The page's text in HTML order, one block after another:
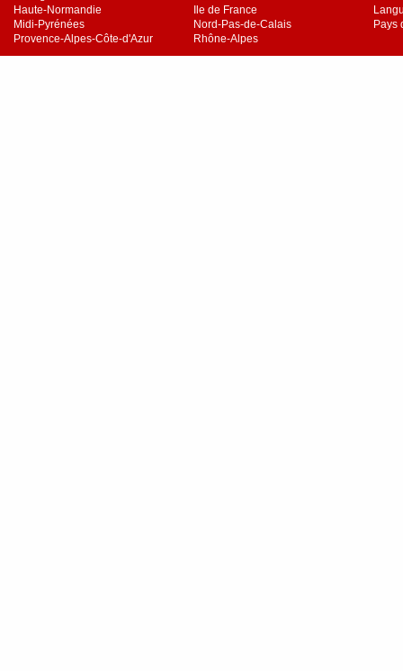
Haute-Normandie
Ile de France
Midi-Pyrénées
Nord-Pas-de-Calais
Pays
Provence-Alpes-Côte-d'Azur
Rhône-Alpes